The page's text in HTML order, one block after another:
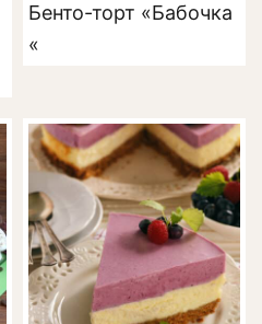
Бенто-торт «Бабочка
«